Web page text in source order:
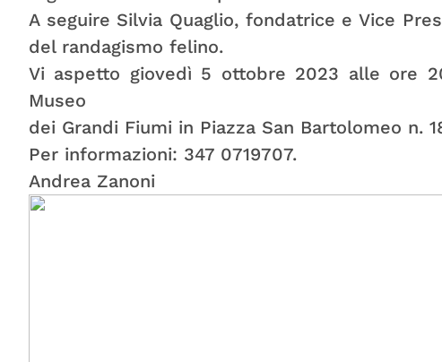
A seguire Silvia Quaglio, fondatrice e Vice
del randagismo felino.
Vi aspetto giovedì 5 ottobre 2023 alle ore
Museo
dei Grandi Fiumi in Piazza San Bartolomeo n.
Per informazioni: 347 0719707.
Andrea Zanoni